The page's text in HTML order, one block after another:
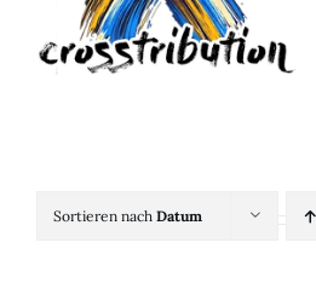
Sortieren nach Datum